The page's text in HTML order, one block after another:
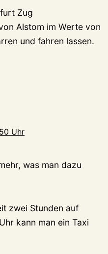
Zug
Alstom im Werte von
und fahren lassen.
Uhr
was man dazu
zwei Stunden auf
kann man ein Taxi